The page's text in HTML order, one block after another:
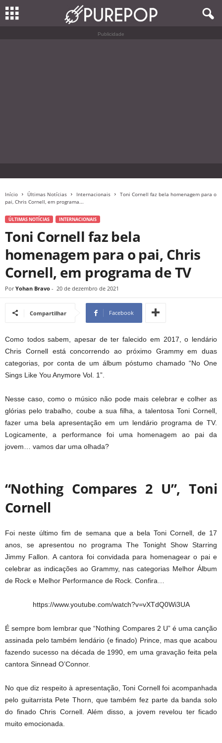
Publicidade
Início Últimas Notícias Internacionais
Toni Cornell faz bela homenagem para o
pai, Chris Cornell, em programa...
ÚLTIMAS NOTÍCIAS INTERNACIONAIS
Toni Cornell faz bela
homenagem para o pai, Chris
Cornell, em programa de TV
Por Yohan Bravo - 20 de dezembro de 2021
Compartilhar Facebook
Como todos sabem, apesar de ter falecido em 2017, o lendário
Chris Cornell está concorrendo ao próximo Grammy em duas
categorias, por conta de um álbum póstumo chamado “No One
Sings Like You Anymore Vol. 1”.
Nesse caso, como o músico não pode mais celebrar e colher as
glórias pelo trabalho, coube a sua filha, a talentosa Toni Cornell,
fazer uma bela apresentação em um lendário programa de TV.
Logicamente, a performance foi uma homenagem ao pai da
jovem… vamos dar uma olhada?
“Nothing Compares 2 U”, Toni
Cornell
Foi neste último fim de semana que a bela Toni Cornell, de 17
anos, se apresentou no programa The Tonight Show Starring
Jimmy Fallon. A cantora foi convidada para homenagear o pai e
celebrar as indicações ao Grammy, nas categorias Melhor Álbum
de Rock e Melhor Performance de Rock. Confira…
https://www.youtube.com/watch?v=vXTdQ0Wi3UA
É sempre bom lembrar que “Nothing Compares 2 U” é uma canção
assinada pelo também lendário (e finado) Prince, mas que acabou
fazendo sucesso na década de 1990, em uma gravação feita pela
cantora Sinnead O’Connor.
No que diz respeito à apresentação, Toni Cornell foi acompanhada
pelo guitarrista Pete Thorn, que também fez parte da banda solo
do finado Chris Cornell. Além disso, a jovem revelou ter ficado
muito emocionada.